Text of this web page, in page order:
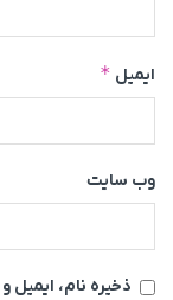
ایمیل *
وب‌ سایت
ذخیره نام، ایمیل